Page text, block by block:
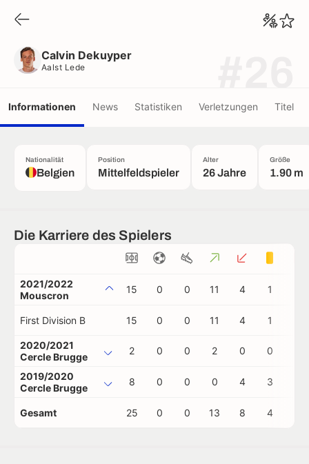
Calvin Dekuyper
Aalst Lede
Informationen News Statistiken Verletzungen Titel
Nationalität
Belgien
Position
Mittelfeldspieler
Alter
26 Jahre
Größe
1.90 m
Die Karriere des Spielers
2021/2022
Mouscron
15 0 0 11 4 1
First Division B 15 0 0 11 4 1
2020/2021
Cercle Brugge
2 0 0 2 0 0
2019/2020
Cercle Brugge
8 0 0 0 4 3
Gesamt 25 0 0 13 8 4